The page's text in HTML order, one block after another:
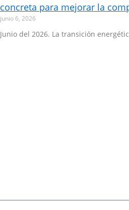
concreta para mejorar la
junio 6, 2026
Junio del 2026. La transición